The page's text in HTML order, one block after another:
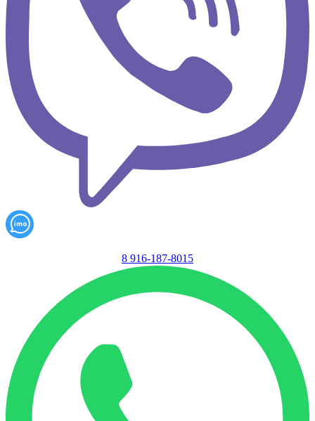
8 916-187-8015